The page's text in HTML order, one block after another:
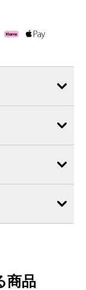
商品